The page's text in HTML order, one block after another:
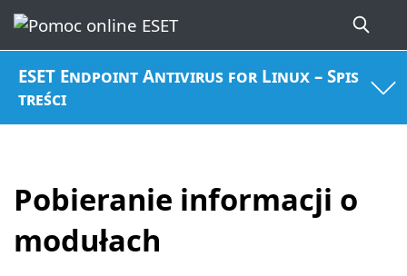
ESET Endpoint Antivirus for Linux – Spis
treści
Pobieranie informacji o
modułach